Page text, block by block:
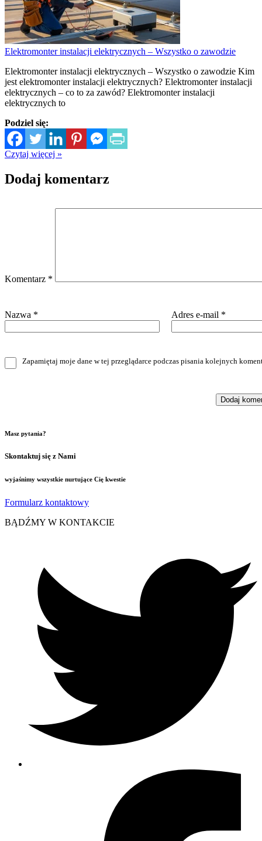
Elektromonter instalacji elektrycznych – Wszystko o zawodzie
Elektromonter instalacji elektrycznych – Wszystko o zawodzie Kim
jest elektromonter instalacji elektrycznych? Elektromonter instalacji
elektrycznych – co to za zawód? Elektromonter instalacji
elektrycznych to
Podziel się:
Czytaj więcej »
Dodaj komentarz
Komentarz *
Nazwa * Adres e-mail *
Zapamiętaj moje dane w tej przeglądarce podczas pisania kolejnych
Masz pytania?
Skontaktuj się z Nami
wyjaśnimy wszystkie nurtujące Cię kwestie
Formularz kontaktowy
BĄDŹMY W KONTAKCIE